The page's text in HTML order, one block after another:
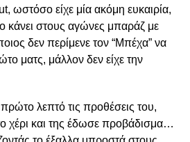
ωστόσο είχε μία ακόμη ευκαιρία,
κάνει στους αγώνες μπαράζ με
δεν περίμενε τον “Μπέχα” να
ματς, μάλλον δεν είχε την
λεπτό τις προθέσεις του,
χέρι και της έδωσε προβάδισμα…